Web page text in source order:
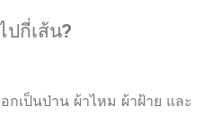
ปกี่เส้น?
กเป็นป่าน ผ้าไหม ผ้าฝ้าย และ